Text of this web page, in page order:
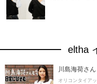
eltha
川島海荷さ
オリコンタイア